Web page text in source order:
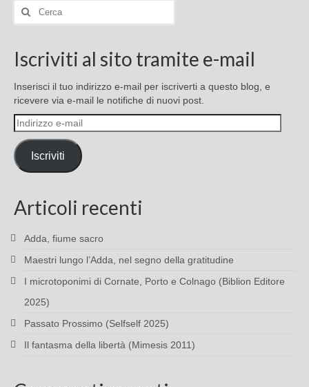
Cerca:
Iscriviti al sito tramite e-mail
Inserisci il tuo indirizzo e-mail per iscriverti a questo blog, e
ricevere via e-mail le notifiche di nuovi post.
Indirizzo
e-
mail
Iscriviti
Articoli recenti
Adda, fiume sacro
Maestri lungo l’Adda, nel segno della gratitudine
I microtoponimi di Cornate, Porto e Colnago (Biblion Editore
2025)
Passato Prossimo (Selfself 2025)
Il fantasma della libertà (Mimesis 2011)